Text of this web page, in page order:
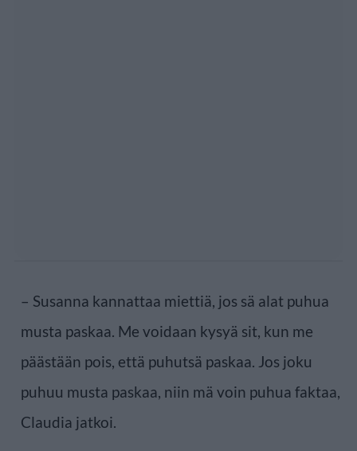
– Susanna kannattaa miettiä, jos sä alat puhua
musta paskaa. Me voidaan kysyä sit, kun me
päästään pois, että puhutsä paskaa. Jos joku
puhuu musta paskaa, niin mä voin puhua faktaa,
Claudia jatkoi.